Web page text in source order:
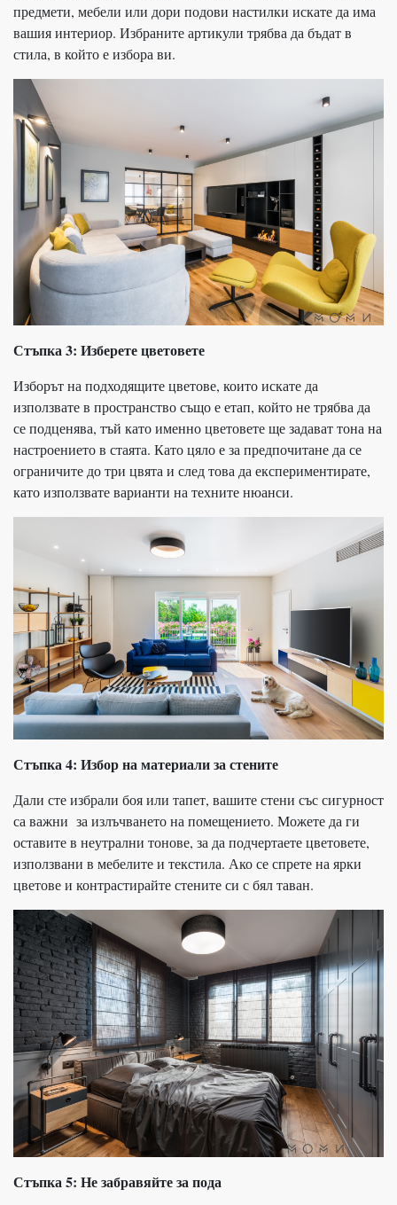
предмети, мебели или дори подови настилки искате да има
вашия интериор. Избраните артикули трябва да бъдат в
стила, в който е избора ви.
Стъпка 3: Изберете цветовете
Изборът на подходящите цветове, които искате да
използвате в пространство също е етап, който не трябва да
се подценява, тъй като именно цветовете ще задават тона на
настроението в стаята. Като цяло е за предпочитане да се
ограничите до три цвята и след това да експериментирате,
като използвате варианти на техните нюанси.
Стъпка 4: Избор на материали застените
Дали сте избрали боя или тапет, вашите стени със сигурност
са важни за излъчването на помещението. Можете да ги
оставите в неутрални тонове, за да подчертаете цветовете,
използвани в мебелите и текстила. Ако се спрете на ярки
цветове и контрастирайте стените си с бял таван.
Стъпка 5: Не забравяйте за пода